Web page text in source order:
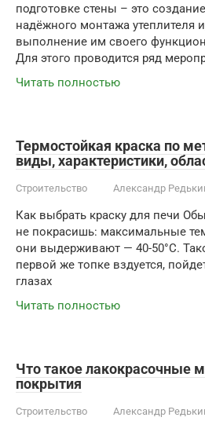
подготовке стены – это
надёжного монтажа утеплителя
выполнение им своего
Для этого проводится ряд
Читать полностью
Термостойкая краска по
виды, характеристики,
Строительство Александр
Как выбрать краску для печи
не покрасишь: максимальные
они выдерживают — 40-50°C.
первой же топке вздуется,
глазах
Читать полностью
Что такое лакокрасочные
покрытия
Строительство Александр